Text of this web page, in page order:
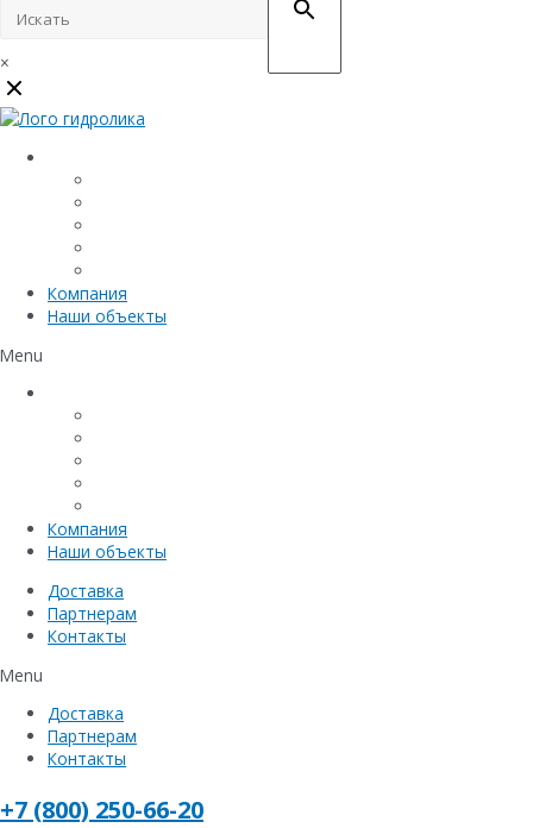
×
Компания
Наши объекты
Menu
Компания
Наши объекты
Доставка
Партнерам
Контакты
Menu
Доставка
Партнерам
Контакты
+7 (800) 250-66-20